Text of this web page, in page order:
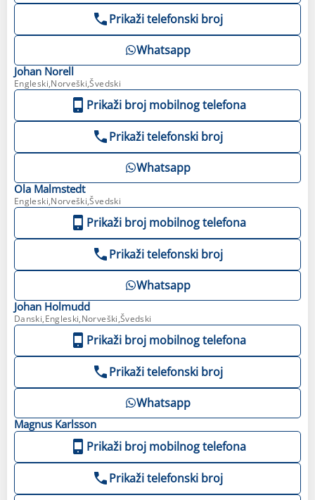
Prikaži telefonski broj
Whatsapp
Johan Norell
Engleski,Norveški,Švedski
Prikaži broj mobilnog telefona
Prikaži telefonski broj
Whatsapp
Ola Malmstedt
Engleski,Norveški,Švedski
Prikaži broj mobilnog telefona
Prikaži telefonski broj
Whatsapp
Johan Holmudd
Danski,Engleski,Norveški,Švedski
Prikaži broj mobilnog telefona
Prikaži telefonski broj
Whatsapp
Magnus Karlsson
Prikaži broj mobilnog telefona
Prikaži telefonski broj